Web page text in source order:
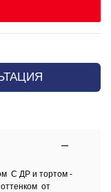
С ДР и тортом -
от